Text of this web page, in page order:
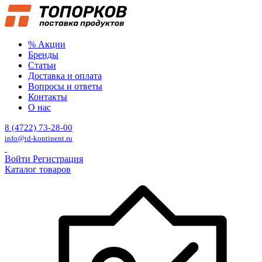
% Акции
Бренды
Статьи
Доставка и оплата
Вопросы и ответы
Контакты
О нас
8 (4722) 73-28-00
info@td-kontinent.ru
Войти Регистрация
Каталог товаров